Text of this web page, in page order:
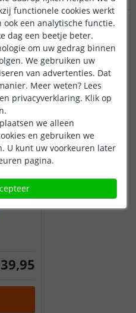
,95
functionele cookies werkt
een analytische functie.
dag een beetje beter.
om uw gedrag binnen
We gebruiken uw
van advertenties. Dat
Meer weten? Lees
privacyverklaring. Klik op
we alleen
en gebruiken we
U kunt uw voorkeuren later
pagina.